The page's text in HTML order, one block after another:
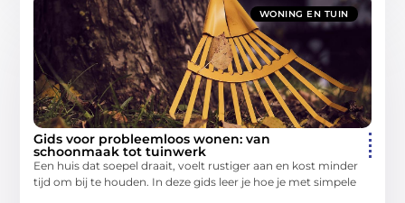
WONING EN TUIN
Gids voor probleemloos wonen: van
schoonmaak tot tuinwerk
Een huis dat soepel draait, voelt rustiger aan en kost minder
tijd om bij te houden. In deze gids leer je hoe je met simpele